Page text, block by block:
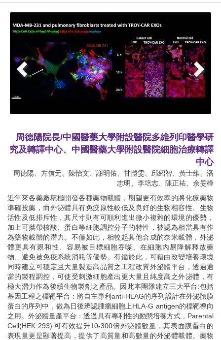
周德陽院長/中國醫藥大學附設醫院多維列印醫學研
究及轉譯中心、中國醫藥大學附設醫院細胞治療轉譯
中心
周德陽、方信元、陳怡文、謝明佑、甘愷雯、邱紹智、黃士維、潘
志明、李培志、陳正祐、余旻樺
近年來各藥廠積極開發各種藥物載體，期望更有效率的將化療藥物
準確投藥，而外泌體具有免疫原性較低及良好的生物相容性、生物
活性及低排斥性，其尺寸則有可順利進出微小複雜的環境的優勢，
加上可攜帶核酸、蛋白等細胞調控分子的特性，被認為相當具有作
為藥物載體的潛力。不僅如此，相較起其他合成的奈米載體，外泌
體更具有親和性、容易被目標細胞吞噬、在細胞內易降解釋放藥
物、避免被免疫系統消耗等優勢。有鑑於此，可藉由改變培養環境
同時建立可穩定且大量製造高品質之工程改質外泌體平台，透過適
當的製程調控，可使受刺激細胞產出更大量且純度高之外泌體，有
極大潛力作為後續生物製劑之產品。因此本團隊建立三大平台:包括
基因工程之標靶平台：將自主專利anti-HLAG的序列設計在外泌體膜
蛋白的序列中，做為日後辨認腫瘤細胞上HLA-G antigen的標靶導向
之用。外泌體量產平台：透過具有專利性的動態培養方式，Parental
Cell(HEK 293) 可有效提升10-300倍外泌體數量，其表面膜蛋白的
表現量更是顯著提高，提供了高質量和高數量的外泌體載體。藥物